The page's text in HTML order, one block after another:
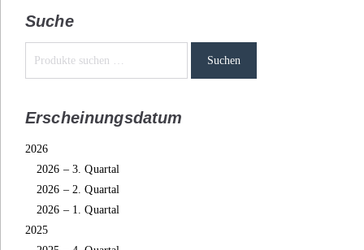
Suche
Suchen
Erscheinungsdatum
2026
2026 – 3. Quartal
2026 – 2. Quartal
2026 – 1. Quartal
2025